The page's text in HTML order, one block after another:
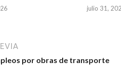
julio 31,
por obras de transporte